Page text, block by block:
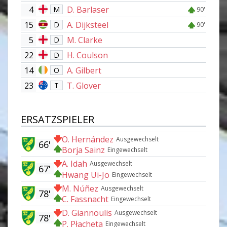
4 M D. Barlaser 90'
15 D A. Dijksteel 90'
5 D
M. Clarke
22
D
H. Coulson
14
O
A. Gilbert
23
T T. Glover
ERSATZSPIELER
Ausgewechselt
O. Hernández
Eingewechselt
Borja Sainz
66'
Ausgewechselt
A. Idah
Eingewechselt
Hwang Ui-Jo
67'
Ausgewechselt
M. Núñez
Eingewechselt
C. Fassnacht
78'
Ausgewechselt
D. Giannoulis
Eingewechselt
P. Płacheta
78'